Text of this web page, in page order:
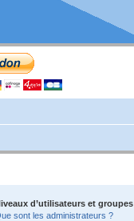
d’utilisateurs et groupes
sont les administrateurs ?